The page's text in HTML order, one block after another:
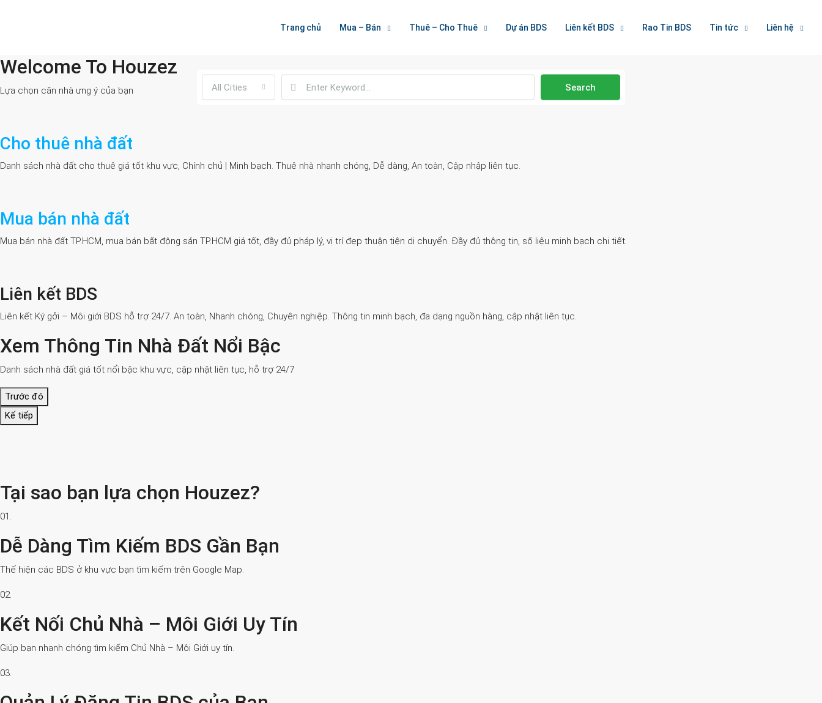
Trang chủ Mua – Bán Thuê – Cho Thuê Dự án BDS Liên kết BDS Rao Tin BDS Tin tức Liên hệ
Welcome To Houzez
All Cities Search
Welcome To Houzez
Lựa chọn căn nhà ưng ý của bạn
Cho thuê nhà đất
Danh sách nhà đất cho thuê giá tốt khu vực, Chính chủ | Minh bạch. Thuê nhà nhanh chóng, Dễ dàng, An toàn, Cập nhập liên tục.
Mua bán nhà đất
Mua bán nhà đất TP.HCM, mua bán bất động sản TP.HCM giá tốt, đầy đủ pháp lý, vị trí đẹp thuận tiện di chuyển. Đầy đủ thông tin, số liệu minh bạch chi tiết.
Liên kết BDS
Liên kết Ký gởi – Môi giới BDS hỗ trợ 24/7. An toàn, Nhanh chóng, Chuyên nghiệp. Thông tin minh bạch, đa dạng nguồn hàng, cập nhật liên tục.
Xem Thông Tin Nhà Đất Nổi Bậc
Danh sách nhà đất giá tốt nổi bậc khu vực, cập nhật liên tục, hỗ trợ 24/7
Trước đó
Kế tiếp
Tại sao bạn lựa chọn Houzez?
01.
Dễ Dàng Tìm Kiếm BDS Gần Bạn
Thể hiện các BDS ở khu vực bạn tìm kiếm trên Google Map.
02.
Kết Nối Chủ Nhà – Môi Giới Uy Tín
Giúp bạn nhanh chóng tìm kiếm Chủ Nhà – Môi Giới uy tín.
03.